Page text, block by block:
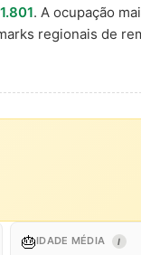
. A ocupação
regionais de
🎂IDADE MÉDIA I